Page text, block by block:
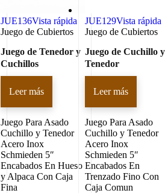
JUE136Vista rápida
Juego de Cubiertos
Juego de Tenedor y
Cuchillos
Leer más
Juego Para Asado
Cuchillo y Tenedor
Acero Inox
Schmieden 5″
Encabados En Hueso
y Alpaca Con Caja
Fina
JUE129Vista rápida
Juego de Cubiertos
Juego de Cuchillo y
Tenedor
Leer más
Juego Para Asado
Cuchillo y Tenedor
Acero Inox
Schmieden 5″
Encabados En
Trenzado Fino Con
Caja Comun